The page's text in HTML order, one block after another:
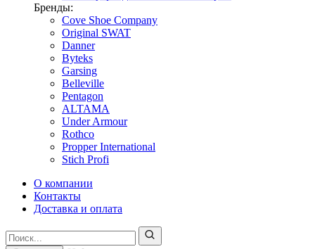
Бренды:
Cove Shoe Company
Original SWAT
Danner
Byteks
Garsing
Belleville
Pentagon
ALTAMA
Under Armour
Rothco
Propper International
Stich Profi
О компании
Контакты
Доставка и оплата